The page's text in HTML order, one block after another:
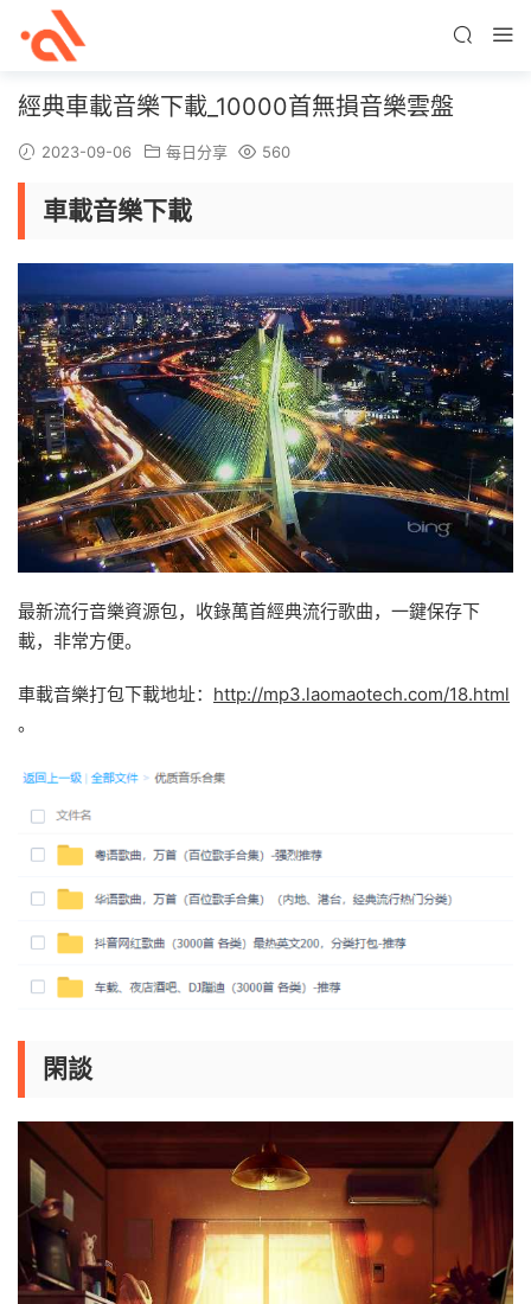
經典車載音樂下載_10000首無損音樂雲盤
2023-09-06 每日分享 560
車載音樂下載
最新流行音樂資源包，收錄萬首經典流行歌曲，一鍵保存下
載，非常方便。
車載音樂打包下載地址： http://mp3.laomaotech.com/18.html
。
閑談